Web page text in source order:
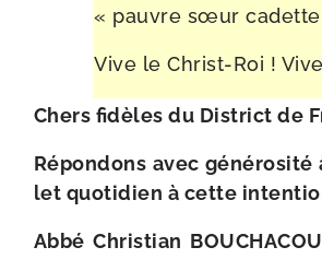
« pauvre sœur cadette
Vive le Christ-​Roi !
Chers fidèles du District de
Répondons avec
let quo­ti­dien à cette
Abbé Christian